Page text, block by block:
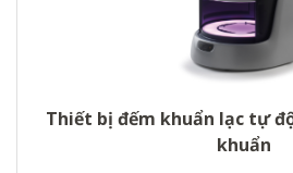
Thiết bị đếm khuẩn lạc tự
khuẩn